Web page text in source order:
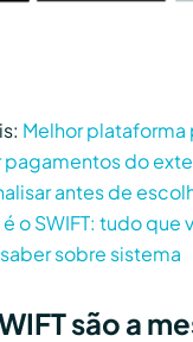
Melhor plataforma
do
antes de
o SWIFT: tudo que
sobre sistema
são a